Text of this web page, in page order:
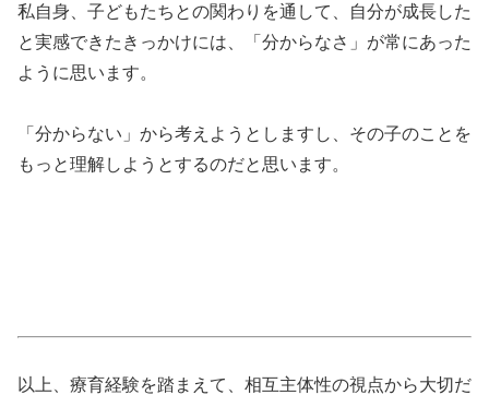
私自身、子どもたちとの関わりを通して、自分が成長した
と実感できたきっかけには、「分からなさ」が常にあった
ように思います。
「分からない」から考えようとしますし、その子のことを
もっと理解しようとするのだと思います。
以上、療育経験を踏まえて、相互主体性の視点から大切だ